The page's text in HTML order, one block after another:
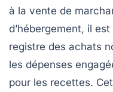
à la vente de
d’hébergement, il
registre des achats
les dépenses
pour les recettes.